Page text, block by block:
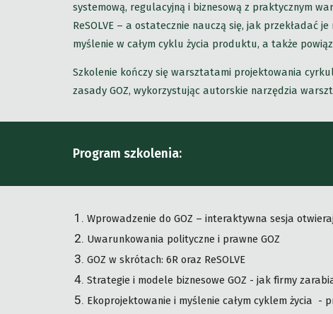
systemową, regulacyjną i biznesową z praktycznym
ReSOLVE – a ostatecznie nauczą się, jak
myślenie w całym cyklu życia produktu, a także
Szkolenie kończy się warsztatami projektowania
zasady GOZ, wykorzystując autorskie narzędzia
Program szkolenia:
Wprowadzenie do GOZ – interaktywna sesja
Uwarunkowania polityczne i prawne GOZ
GOZ w skrótach: 6R oraz ReSOLVE
Strategie i modele biznesowe GOZ - jak firmy
Ekoprojektowanie i myślenie całym cyklem życia -